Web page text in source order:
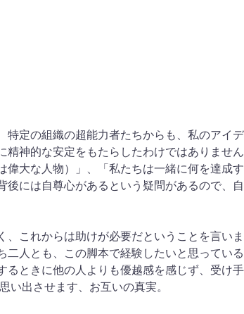
特定の組織の超能力者たちからも、私のアイデ
神的な安定をもたらしたわけではありません
大な人物）」、「私たちは一緒に何を達成す
には自尊心があるという疑問があるので、自
これからは助けが必要だということを言いま
人とも、この脚本で経験したいと思っている
るときに他の人よりも優越感を感じず、受け手
い出させます、お互いの真実。